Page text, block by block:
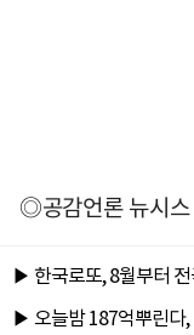
◎공감언론 뉴시스